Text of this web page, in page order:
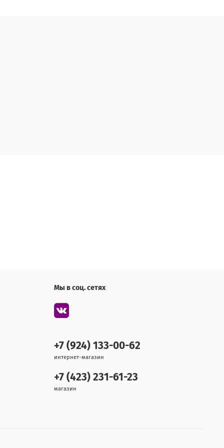
Мы в соц. сетях
+7 (924) 133-00-62
интернет-магазин
+7 (423) 231-61-23
магазин